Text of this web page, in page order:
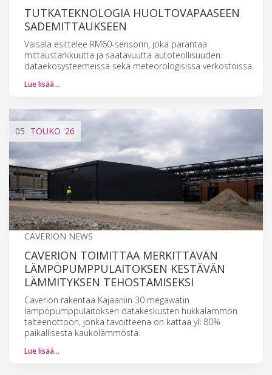
TUTKATEKNOLOGIA HUOLTOVAPAASEEN
SADEMITTAUKSEEN
Vaisala esittelee RM60-sensorin, joka parantaa
mittaustarkkuutta ja saatavuutta autoteollisuuden
dataekosysteemeissä sekä meteorologisissa verkostoissa.
Lue lisää…
05 TOUKO '26
CAVERION NEWS
CAVERION TOIMITTAA MERKITTÄVÄN
LÄMPÖPUMPPULAITOKSEN KESTÄVÄN
LÄMMITYKSEN TEHOSTAMISEKSI
Caverion rakentaa Kajaaniin 30 megawatin
lämpöpumppulaitoksen datakeskusten hukkalämmön
talteenottoon, jonka tavoitteena on kattaa yli 80%
paikallisesta kaukolämmöstä.
Lue lisää…